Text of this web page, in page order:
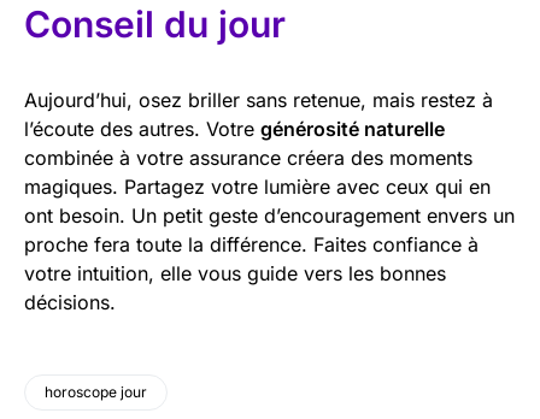
Conseil du jour
Aujourd’hui, osez briller sans retenue, mais restez à
l’écoute des autres. Votre générosité naturelle
combinée à votre assurance créera des moments
magiques. Partagez votre lumière avec ceux qui en
ont besoin. Un petit geste d’encouragement envers un
proche fera toute la différence. Faites confiance à
votre intuition, elle vous guide vers les bonnes
décisions.
horoscope jour